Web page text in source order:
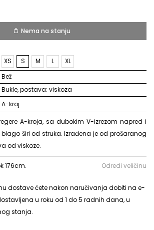
Nema na stanju
XS S M L
XL
bež
bukle, postava: viskoza
A-kroj
A-kroja, sa dubokim V-izrezom napred i
širi od struka. Izrađena je od prošaranog
od viskoze.
176cm. Odredi veličinu
dostave ćete nakon naručivanja dobiti na e-
u roku od 1 do 5 radnih dana, u
stanja.